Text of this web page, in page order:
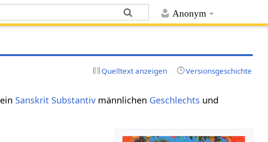
Anonym
Quelltext anzeigen Versionsgeschichte
Sanskrit Substantiv männlichen Geschlechts und